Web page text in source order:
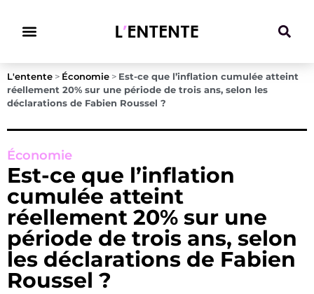
L'entente > Économie > Est-ce que l’inflation cumulée atteint
réellement 20% sur une période de trois ans, selon les
déclarations de Fabien Roussel ?
Économie
Est-ce que l’inflation
cumulée atteint
réellement 20% sur une
période de trois ans, selon
les déclarations de Fabien
Roussel ?